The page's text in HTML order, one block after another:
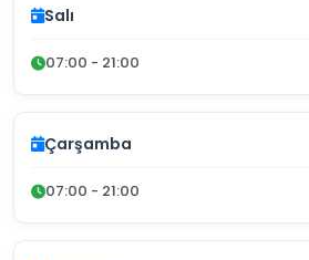
Salı
07:00 - 21:00
Çarşamba
07:00 - 21:00